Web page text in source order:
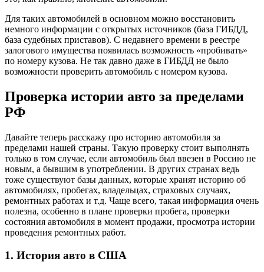
Для таких автомобилей в основном можно восстановить
немного информации с открытых источников (база ГИБДД,
база судебных приставов). С недавнего времени в реестре
залогового имущества появилась возможность «пробивать»
по номеру кузова. Не так давно даже в ГИБДД не было
возможности проверить автомобиль с номером кузова.
Проверка истории авто за пределами
РФ
Давайте теперь расскажу про историю автомобиля за
пределами нашей страны. Такую проверку стоит выполнять
только в том случае, если автомобиль был ввезен в Россию не
новым, а бывшим в употреблении. В других странах ведь
тоже существуют базы данных, которые хранят историю об
автомобилях, пробегах, владельцах, страховых случаях,
ремонтных работах и т.д. Чаще всего, такая информация очень
полезна, особенно в плане проверки пробега, проверки
состояния автомобиля в момент продажи, просмотра истории
проведения ремонтных работ.
1. История авто в США